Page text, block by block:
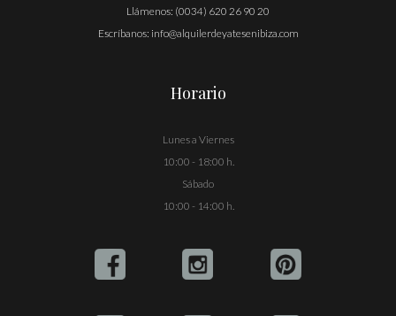
Llámenos: (0034) 620 26 90 20
Escríbanos: info@alquilerdeyatesenibiza.com
Horario
Lunes a Viernes
10:00 - 18:00 h.
Sábado
10:00 - 14:00 h.